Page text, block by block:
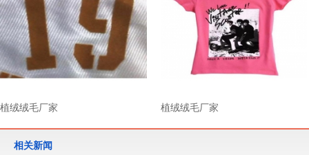
植绒绒毛厂家 植绒绒毛厂家
相关新闻